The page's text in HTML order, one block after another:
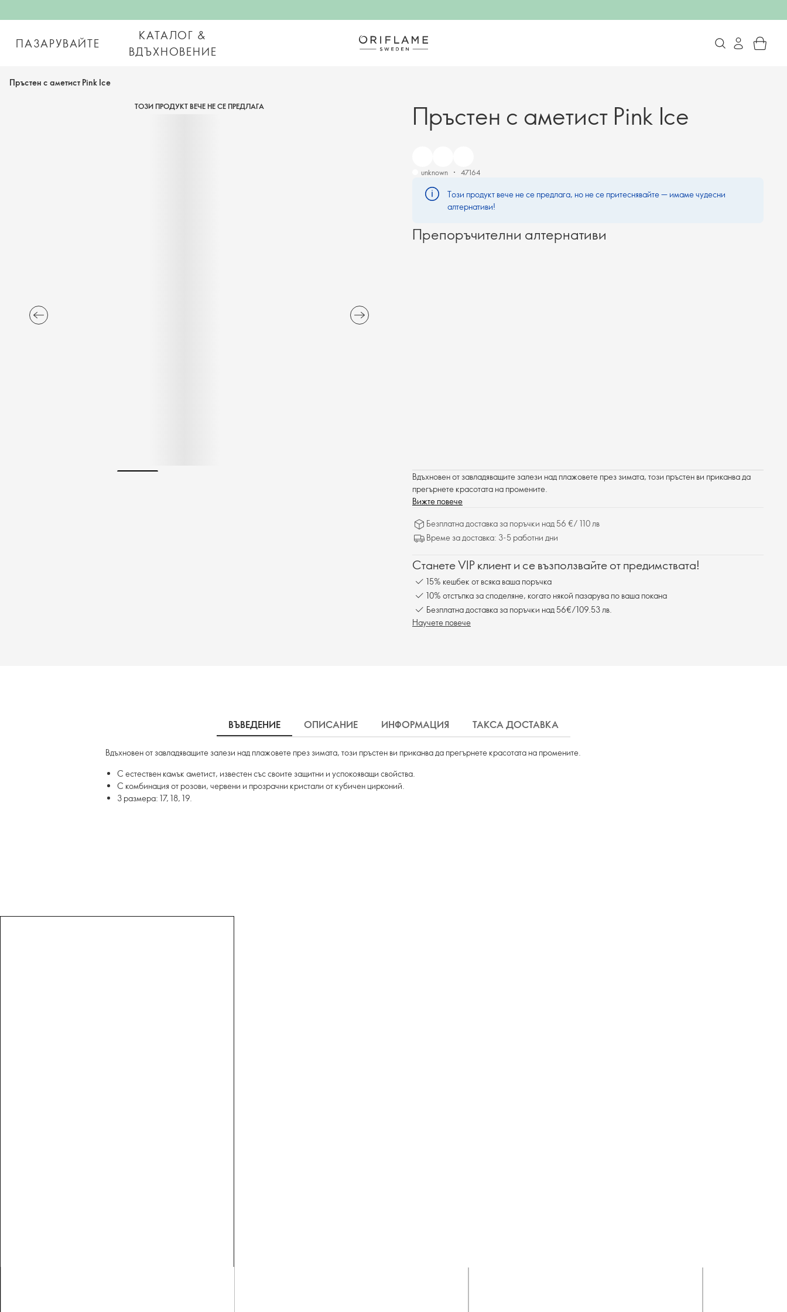
ПАЗАРУВАЙТЕ
КАТАЛОГ &
ВДЪХНОВЕНИЕ
Пръстен с аметист Pink Ice
ТОЗИ ПРОДУКТ ВЕЧЕ НЕ СЕ ПРЕДЛАГА Пръстен с аметист Pink Ice
unknown 47164
Този продукт вече не се предлага, но не се притеснявайте — имаме чудесни
алтернативи!
Препоръчителни алтернативи
Вдъхновен от завладяващите залези над плажовете през зимата, този пръстен ви приканва да
прегърнете красотата на промените.
Вижте повече
Безплатна доставка за поръчки над 56 €/ 110 лв
Време за доставка: 3-5 работни дни
Станете VIP клиент и се възползвайте от предимствата!
15% кешбек от всяка ваша поръчка
10% отстъпка за споделяне, когато някой пазарува по ваша покана
Безплатна доставка за поръчки над 56€/109.53 лв.
Научете повече
ВЪВЕДЕНИЕ ОПИСАНИЕ ИНФОРМАЦИЯ ТАКСА ДОСТАВКА
Вдъхновен от завладяващите залези над плажовете през зимата, този пръстен ви приканва да прегърнете красотата на промените.
С естествен камък аметист, известен със своите защитни и успокояващи свойства.
С комбинация от розови, червени и прозрачни кристали от кубичен цирконий.
3 размера: 17, 18, 19.